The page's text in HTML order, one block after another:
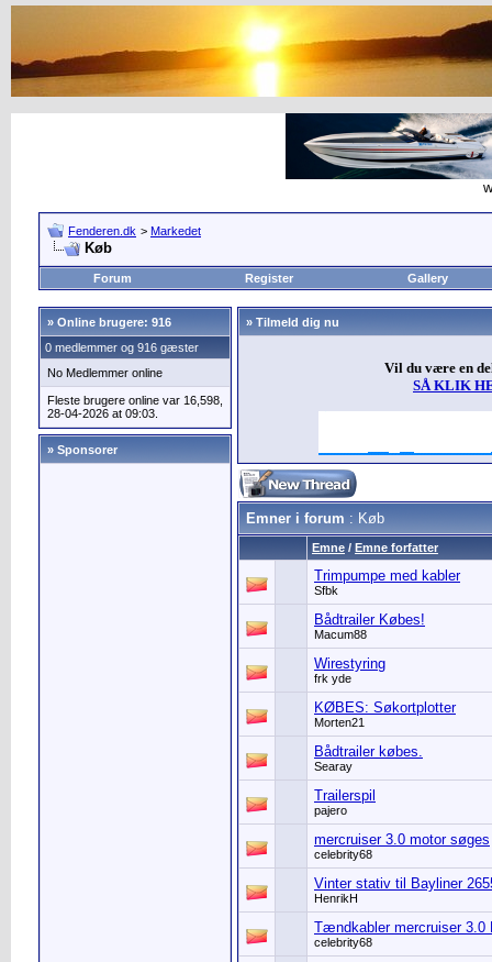
Fenderen.dk > Markedet
Køb
Forum Register Gallery
» Online brugere: 916
0 medlemmer og 916 gæster
No Medlemmer online
Fleste brugere online var 16,598,
28-04-2026 at 09:03.
» Sponsorer
» Tilmeld dig nu
Vil du være en
SÅ KLIK
Emner i forum : Køb
Emne / Emne forfatter
Trimpumpe med kabler
Sfbk
Bådtrailer Købes!
Macum88
Wirestyring
frk yde
KØBES: Søkortplotter
Morten21
Bådtrailer købes.
Searay
Trailerspil
pajero
mercruiser 3.0 motor søges
celebrity68
Vinter stativ til Bayliner
HenrikH
Tændkabler mercruiser 3.0
celebrity68